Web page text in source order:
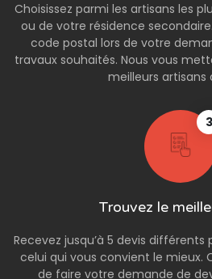
Choisissez parmi les artisans les
ou de votre résidence
code postal lors de votre
travaux souhaités. Nous vous
meilleurs artisans
3
Trouvez le
Recevez jusqu’à 5 devis
celui qui vous convient le mieux.
de faire votre demande de